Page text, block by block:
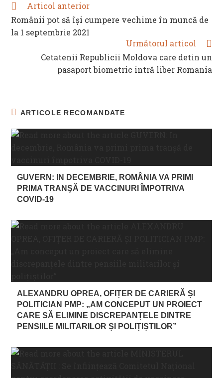
READ
MORE
ARTICLES
Articol anterior
Românii pot să își cumpere vechime în muncă de
la 1 septembrie 2021
Următorul articol
Cetatenii Republicii Moldova care detin un
pasaport biometric intră liber Romania
ARTICOLE RECOMANDATE
GUVERN: IN DECEMBRIE, ROMÂNIA VA PRIMI
PRIMA TRANŞĂ DE VACCINURI ÎMPOTRIVA
COVID-19
ALEXANDRU OPREA, OFIȚER DE CARIERĂ ȘI
POLITICIAN PMP: „AM CONCEPUT UN PROIECT
CARE SĂ ELIMINE DISCREPANȚELE DINTRE
PENSIILE MILITARILOR ȘI POLIȚIȘTILOR”